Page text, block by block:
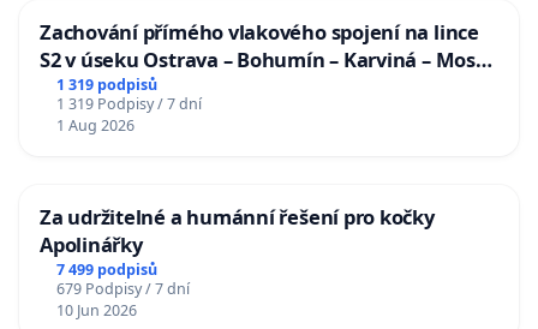
Zachování přímého vlakového spojení na lince
S2 v úseku Ostrava – Bohumín – Karviná – Mosty
u Jablunkova
1 319 podpisů
1 319 Podpisy / 7 dní
1 Aug 2026
Za udržitelné a humánní řešení pro kočky
Apolinářky
7 499 podpisů
679 Podpisy / 7 dní
10 Jun 2026